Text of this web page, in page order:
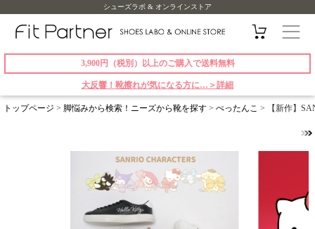
シューズラボ & オンラインストア
3,900円（税別）以上のご購入で送料無料
大反響！靴擦れが気になる方に…＞詳細
トップページ > 脚悩みから検索！ニーズから靴を探す > ぺったんこ > 【新作】